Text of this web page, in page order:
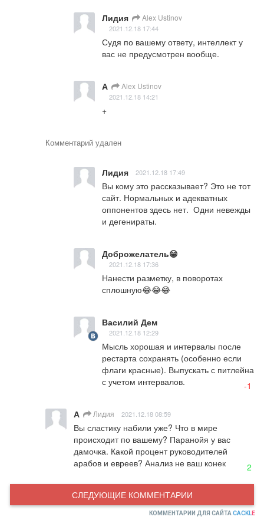
Лидия Alex Ustinov
2021.12.18 17:44
Судя по вашему ответу, интеллект у
вас не предусмотрен вообще.
А Alex Ustinov
2021.12.18 14:21
+
Комментарий удален
Лидия 2021.12.18 17:49
Вы кому это рассказывает? Это не тот
сайт. Нормальных и адекватных
оппонентов здесь нет.  Одни невежды
и дегенираты.
Доброжелатель😁
2021.12.18 17:36
Нанести разметку, в поворотах
сплошную😂😂😂
Василий Дем
2021.12.18 12:29
Мысль хорошая и интервалы после
рестарта сохранять (особенно если
флаги красные). Выпускать с питлейна
с учетом интервалов.
-1
А Лидия 2021.12.18 08:59
Вы сластику набили уже? Что в мире
происходит по вашему? Паранойя у вас
дамочка. Какой процент руководителей
арабов и евреев? Анализ не ваш конек
2
СЛЕДУЮЩИЕ КОММЕНТАРИИ
КОММЕНТАРИИ ДЛЯ САЙТА CACKLE